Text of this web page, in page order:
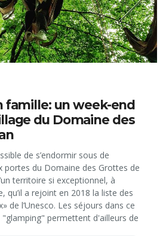
famille: un week-end
du Domaine des
de s’endormir sous de
portes du Domaine des Grottes de
territoire si exceptionnel, à
qu’il a rejoint en 2018 la liste des
de l’Unesco. Les séjours dans ce
permettent d'ailleurs de